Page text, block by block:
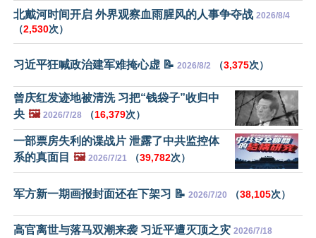
北戴河时间开启 外界观察血雨腥风的人事争夺战 2026/8/4
（2,530次）
习近平狂喊政治建军难掩心虚 📝 2026/8/2 （3,375次）
曾庆红发迹地被清洗 习把“钱袋子”收归中
央 🖼️ 2026/7/28 （16,379次）
一部票房失利的谍战片 泄露了中共监控体
系的真面目 🖼️ 2026/7/21 （39,782次）
军方新一期画报封面还在下架习 📝 2026/7/20 （38,105次）
高官离世与落马双潮来袭 习近平遭灭顶之灾 2026/7/18